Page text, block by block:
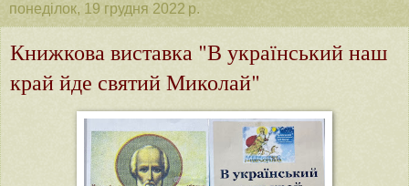
понеділок, 19 грудня 2022 р.
Книжкова виставка "В український наш
край йде святий Миколай"